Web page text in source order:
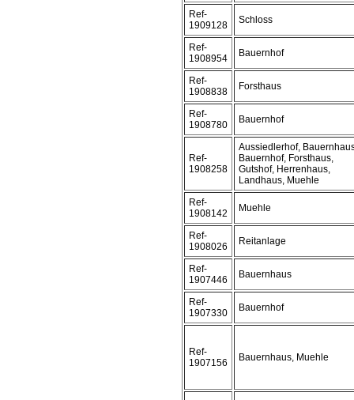
Ref-
1909128
Schloss
Ref-
1908954
Bauernhof
Ref-
1908838
Forsthaus
Ref-
1908780
Bauernhof
Ref-
1908258
Aussiedlerhof,
Bauernhof, Forsthaus,
Gutshof, Herrenhaus,
Landhaus, Muehle
Ref-
1908142
Muehle
Ref-
1908026
Reitanlage
Ref-
1907446
Bauernhaus
Ref-
1907330
Bauernhof
Ref-
1907156
Bauernhaus, Muehle